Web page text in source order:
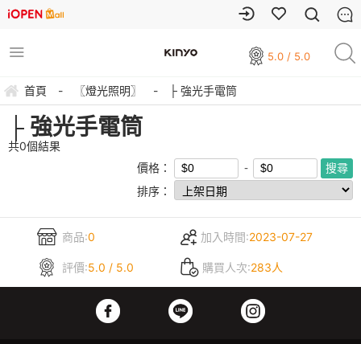
5.0 / 5.0
首頁 - 〖燈光照明〗 - ├ 強光手電筒
├ 強光手電筒
共0個結果
價格：
排序：
商品:0 加入時間:2023-07-27
評價:5.0 / 5.0 購買人次:283人